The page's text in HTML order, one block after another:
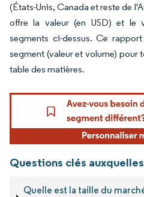
(États-Unis, Canada et reste de
offre la valeur (en USD) et le
segments ci-dessus. Ce
segment (valeur et volume) pour
table des matières.
Questions clés
Quelle est la taille du